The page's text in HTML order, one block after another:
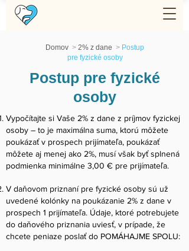
Domov > 2% z dane > Postup
pre fyzické osoby
Postup pre fyzické
osoby
Vypočítajte si Vaše 2% z dane z príjmov fyzickej
osoby – to je maximálna suma, ktorú môžete
poukázať v prospech prijímateľa, poukázať
môžete aj menej ako 2%, musí však byť splnená
podmienka minimálne 3,00 € pre prijímateľa.
V daňovom priznaní pre fyzické osoby sú už
uvedené kolónky na poukázanie 2% z dane v
prospech 1 prijímateľa. Údaje, ktoré potrebujete
do daňového priznania uviesť, v prípade, že
chcete peniaze poslať do POMÁHAJME SPOLU: